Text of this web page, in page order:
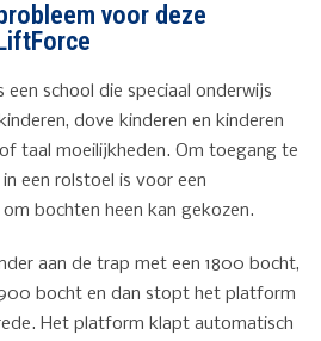
voor deze
een school die speciaal onderwijs
dove kinderen en kinderen
taal moeilijkheden. Om toegang te
een rolstoel is voor een
bochten heen kan gekozen.
aan de trap met een 1800 bocht,
bocht en dan stopt het platform
Het platform klapt automatisch